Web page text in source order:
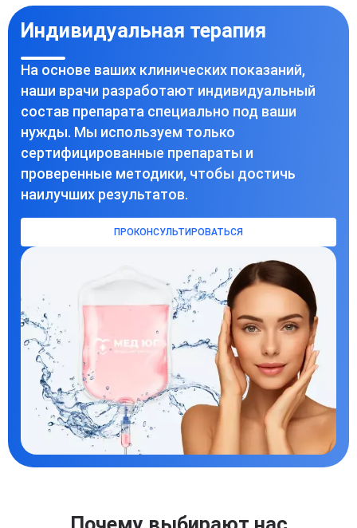
Индивидуальная терапия
На основе ваших клинических показаний,
наши врачи разработают индивидуальный
состав препарата специально под ваши
нужды. Мы используем только
сертифицированные препараты и
проверенные методики, чтобы достичь
наилучших результатов.
ПРОКОНСУЛЬТИРОВАТЬСЯ